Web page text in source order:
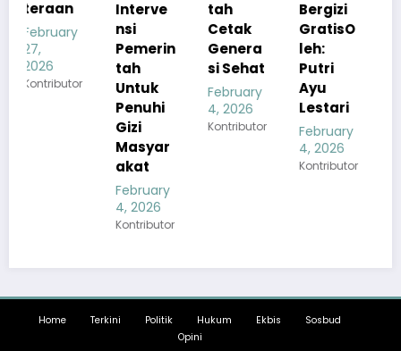
Interve
nsi
Pemerin
tah
Untuk
tah
Cetak
Genera
si Sehat
February
4, 2026
Kontributor
Bergizi
GratisO
leh:
Putri
Ayu
Lestari
February
MBG
Tetap
Sesuai
Standar
Gizi
February
4, 2026
Kontributor
Home Terkini Politik Hukum Ekbis
Sosbud
Opini